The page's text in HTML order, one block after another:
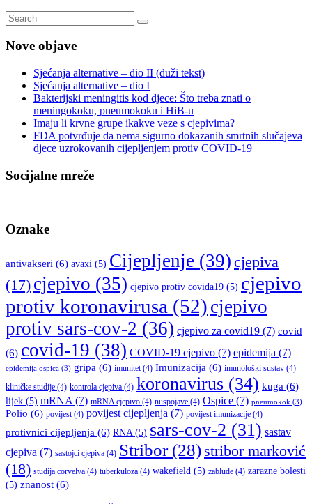
Nove objave
Sjećanja alternative – dio II (duži tekst)
Sjećanja alternative – dio I
Bakterijski meningitis kod djece: Što treba znati o
meningokoku, pneumokoku i HiB-u
Imaju li krvne grupe ikakve veze s cjepivima?
FDA potvrđuje da nema sigurno dokazanih smrtnih slučajeva
djece uzrokovanih cijepljenjem protiv COVID-19
Socijalne mreže
Oznake
antivakseri (6) avaxi (5) Cijepljenje (39) cjepiva
(17) cjepivo (35) cjepivo protiv covida19 (5) cjepivo
protiv koronavirusa (52) cjepivo
protiv sars-cov-2 (36) cjepivo za covid19 (7) covid
(6) covid-19 (38) COVID-19 cjepivo (7) epidemija (7)
epidemija ospica (3) gripa (6) imunitet(4) Imunizacija (6) imunološki sustav (4)
kliničke studije (4) kontrola cjepiva (4) koronavirus (34) kuga (6)
lijek (5) mRNA (7) mRNA cjepivo (4) nuspojave (4) Ospice (7) pneumokok (3)
Polio (6) povijest(4) povijest cijepljenja (7) povijest imunizacije (4)
protivnici cijepljenja (6) RNA (5) sars-cov-2 (31) sastav
cjepiva (7) sastojci cjepiva (4) Stribor(28) stribor marković
(18) studija corvelva (4) tuberkuloza (4) wakefield (5) zablude (4) zarazne bolesti
(5) znanost (6)